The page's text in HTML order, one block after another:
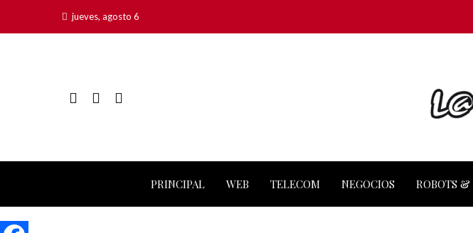
jueves, agosto 6
PRINCIPAL WEB TELECOM NEGOCIOS ROBOTS &